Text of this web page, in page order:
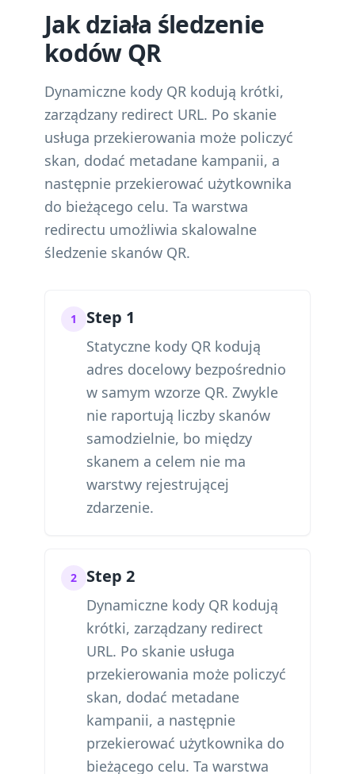
Jak działa śledzenie
kodów QR
Dynamiczne kody QR kodują krótki,
zarządzany redirect URL. Po skanie
usługa przekierowania może policzyć
skan, dodać metadane kampanii, a
następnie przekierować użytkownika
do bieżącego celu. Ta warstwa
redirectu umożliwia skalowalne
śledzenie skanów QR.
1 Step 1
Statyczne kody QR kodują
adres docelowy bezpośrednio
w samym wzorze QR. Zwykle
nie raportują liczby skanów
samodzielnie, bo między
skanem a celem nie ma
warstwy rejestrującej
zdarzenie.
2 Step 2
Dynamiczne kody QR kodują
krótki, zarządzany redirect
URL. Po skanie usługa
przekierowania może policzyć
skan, dodać metadane
kampanii, a następnie
przekierować użytkownika do
bieżącego celu. Ta warstwa